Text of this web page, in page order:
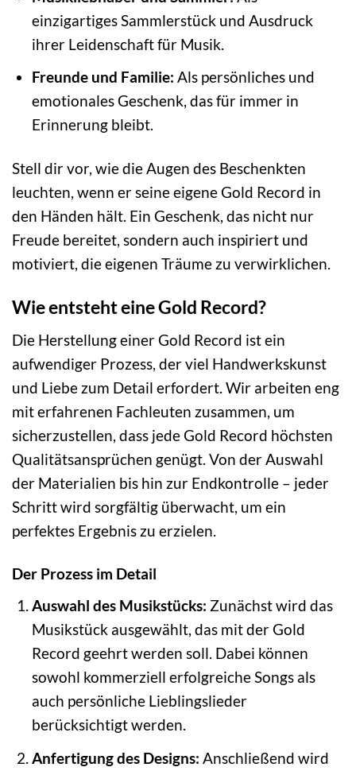
einzigartiges Sammlerstück und Ausdruck
ihrer Leidenschaft für Musik.
Freunde und Familie: Als persönliches und
emotionales Geschenk, das für immer in
Erinnerung bleibt.
Stell dir vor, wie die Augen des Beschenkten
leuchten, wenn er seine eigene Gold Record in
den Händen hält. Ein Geschenk, das nicht nur
Freude bereitet, sondern auch inspiriert und
motiviert, die eigenen Träume zu verwirklichen.
Wie entsteht eine Gold Record?
Die Herstellung einer Gold Record ist ein
aufwendiger Prozess, der viel Handwerkskunst
und Liebe zum Detail erfordert. Wir arbeiten eng
mit erfahrenen Fachleuten zusammen, um
sicherzustellen, dass jede Gold Record höchsten
Qualitätsansprüchen genügt. Von der Auswahl
der Materialien bis hin zur Endkontrolle – jeder
Schritt wird sorgfältig überwacht, um ein
perfektes Ergebnis zu erzielen.
Der Prozess im Detail
Auswahl des Musikstücks: Zunächst wird das
Musikstück ausgewählt, das mit der Gold
Record geehrt werden soll. Dabei können
sowohl kommerziell erfolgreiche Songs als
auch persönliche Lieblingslieder
berücksichtigt werden.
Anfertigung des Designs: Anschließend wird